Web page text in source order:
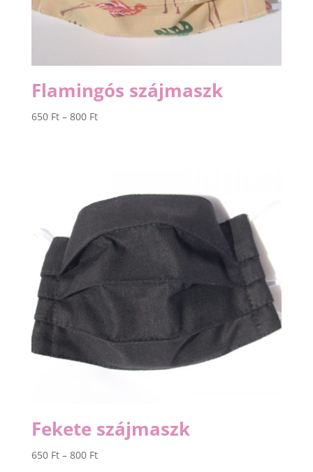
Flamingós szájmaszk
650 Ft – 800 FtÁrtartomány:
Fekete szájmaszk
650 Ft – 800 FtÁrtartomány: